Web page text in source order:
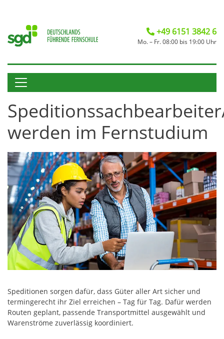
+49 6151 3842 6
Mo. – Fr. 08:00 bis 19:00 Uhr
werden im Fernstudium
Speditionen sorgen dafür, dass Güter aller Art sicher und
termingerecht ihr Ziel erreichen – Tag für Tag. Dafür werden
Routen geplant, passende Transportmittel ausgewählt und
Warenströme zuverlässig koordiniert.